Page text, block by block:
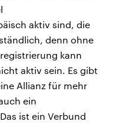
aktiv sind, die
denn ohne
kann
aktiv sein. Es gibt
Allianz für mehr
ein
ist ein Verbund